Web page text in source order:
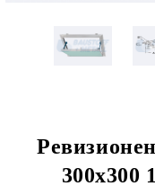
300х300